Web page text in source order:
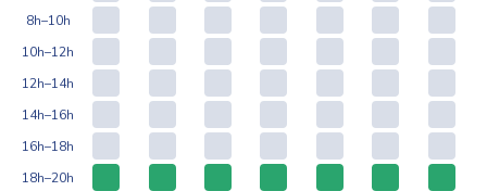
8h–10h
10h–12h
12h–14h
14h–16h
16h–18h
18h–20h